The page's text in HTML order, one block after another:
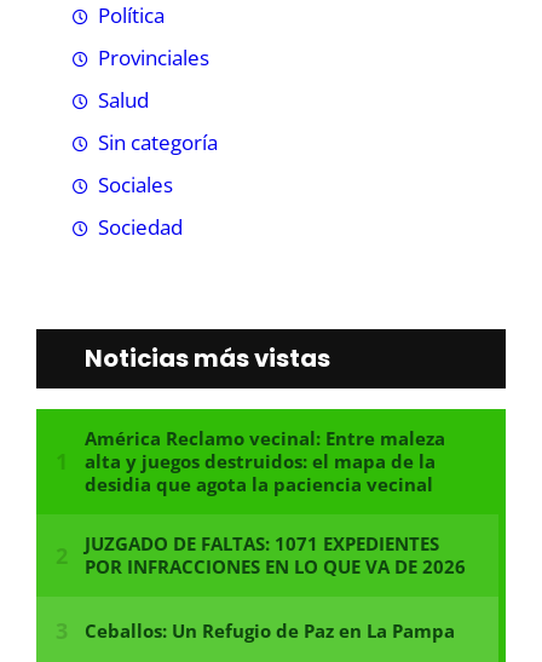
Política
Provinciales
Salud
Sin categoría
Sociales
Sociedad
Noticias más vistas